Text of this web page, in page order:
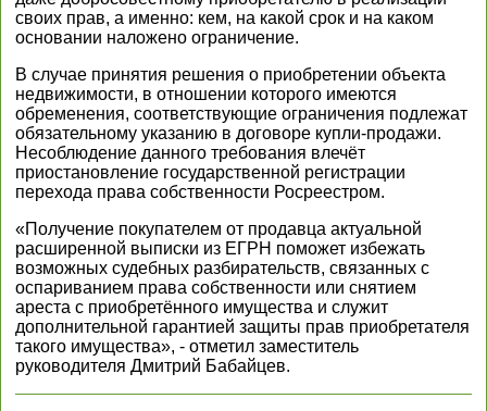
своих прав, а именно: кем, на какой срок и на каком
основании наложено ограничение.
В случае принятия решения о приобретении объекта
недвижимости, в отношении которого имеются
обременения, соответствующие ограничения подлежат
обязательному указанию в договоре купли-продажи.
Несоблюдение данного требования влечёт
приостановление государственной регистрации
перехода права собственности Росреестром.
«Получение покупателем от продавца актуальной
расширенной выписки из ЕГРН поможет избежать
возможных судебных разбирательств, связанных с
оспариванием права собственности или снятием
ареста с приобретённого имущества и служит
дополнительной гарантией защиты прав приобретателя
такого имущества», - отметил заместитель
руководителя Дмитрий Бабайцев.